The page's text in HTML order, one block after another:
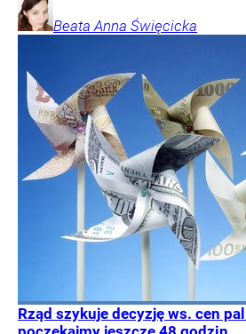
Beata Anna Święcicka
Rząd szykuje decyzję ws. cen